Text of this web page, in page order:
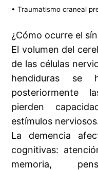
• Traumatismo craneal
¿Cómo ocurre el
El volumen del
de las células
hendiduras se
posteriormente
pierden
estímulos
La demencia
cognitivas:
memoria,